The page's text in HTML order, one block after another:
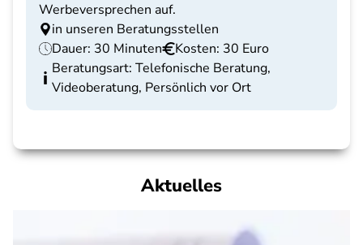
Werbeversprechen auf.
in unseren Beratungsstellen
Dauer: 30 Minuten
Kosten: 30 Euro
Beratungsart: Telefonische Beratung,
Videoberatung, Persönlich vor Ort
Aktuelles